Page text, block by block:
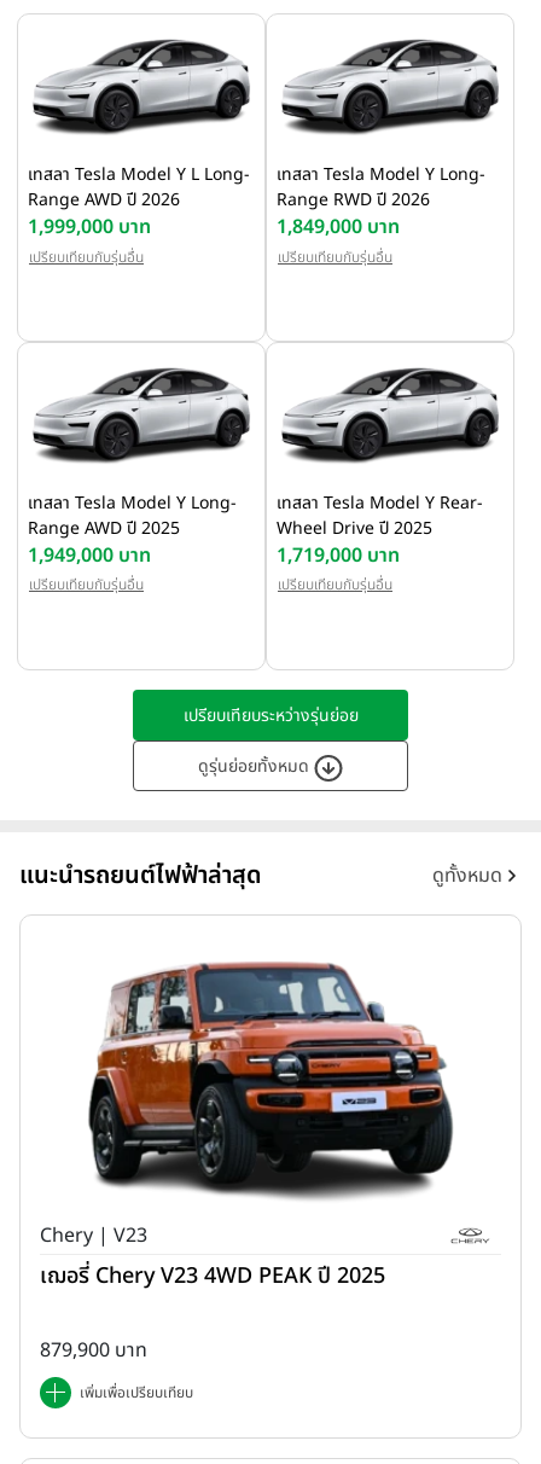
เทสลา Tesla Model Y L Long-
Range AWD ปี 2026
1,999,000 บาท
เปรียบเทียบกับรุ่นอื่น
เทสลา Tesla Model Y Long-
Range RWD ปี 2026
1,849,000 บาท
เปรียบเทียบกับรุ่นอื่น
เทสลา Tesla Model Y Long-
Range AWD ปี 2025
1,949,000 บาท
เปรียบเทียบกับรุ่นอื่น
เทสลา Tesla Model Y Rear-
Wheel Drive ปี 2025
1,719,000 บาท
เปรียบเทียบกับรุ่นอื่น
เปรียบเทียบระหว่างรุ่นย่อย
ดูรุ่นย่อยทั้งหมด
แนะนำรถยนต์ไฟฟ้าล่าสุด ดูทั้งหมด
Chery | V23
เฌอรี่ Chery V23 4WD PEAK ปี 2025
879,900 บาท
เพิ่มเพื่อเปรียบเทียบ